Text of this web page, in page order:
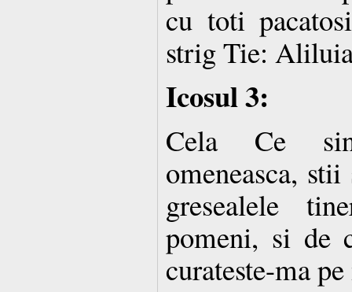
cu toti
strig Tie:
Icosul 3:
Cela Ce
omeneasca,
gresealele
pomeni, si de
curateste-ma